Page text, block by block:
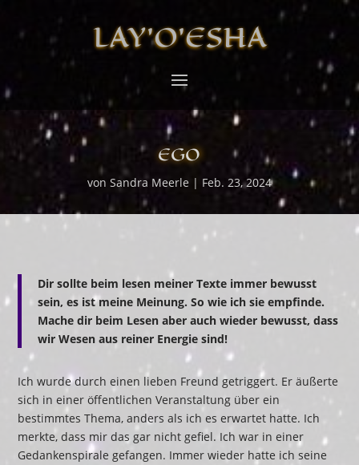
LAY’O’ESHA
EGO
von Sandra Meerle| Feb. 23, 2024
Dir sollte beim lesen meiner Texte immer bewusst
sein, es ist meine Meinung. So wie ich sie empfinde.
Mache dir beim Lesen aber auch wieder bewusst, dass
wir Wesen aus reiner Energie sind!
Ich wurde durch einen lieben Freund getriggert. Er äußerte
sich in einer öffentlichen Veranstaltung über ein
bestimmtes Thema, anders als ich es erwartet hatte. Ich
merkte, dass mir das gar nicht gefiel. Ich war in einer
Gedankenspirale gefangen. Immer wieder hatte ich seine